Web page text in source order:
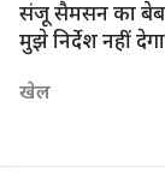
संजू सैमसन का
मुझे निर्देश नहीं देगा
खेल